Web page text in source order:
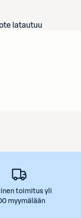
latautuu
toimitus yli
myymälään